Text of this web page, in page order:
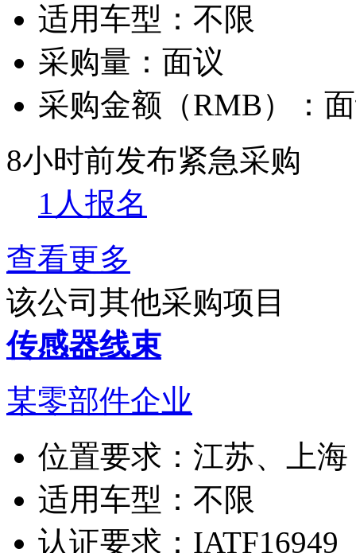
适用车型： 不限
采购量： 面议
采购金额（RMB）：
8小时前发布紧急采购
1人报名
查看更多
该公司其他采购项目
传感器线束
某零部件企业
位置要求： 江苏、上海
适用车型： 不限
认证要求： IATF16949